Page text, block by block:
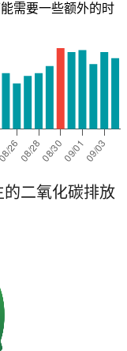
需要一些额外的时
的二氧化碳排放